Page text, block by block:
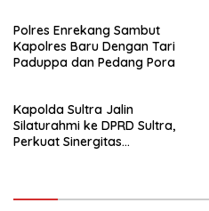
Polres Enrekang Sambut
Kapolres Baru Dengan Tari
Paduppa dan Pedang Pora
Kapolda Sultra Jalin
Silaturahmi ke DPRD Sultra,
Perkuat Sinergitas